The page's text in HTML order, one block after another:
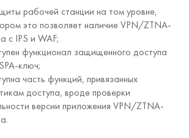
рабочей станции на том уровне,
это позволяет наличие VPN/ZTNA-
с IPS и WAF;
функционал защищенного доступа
ключ;
часть функций, привязанных
доступа, вроде проверки
версии приложения VPN/ZTNA-